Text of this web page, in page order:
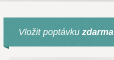
Vložit poptávku zdarma